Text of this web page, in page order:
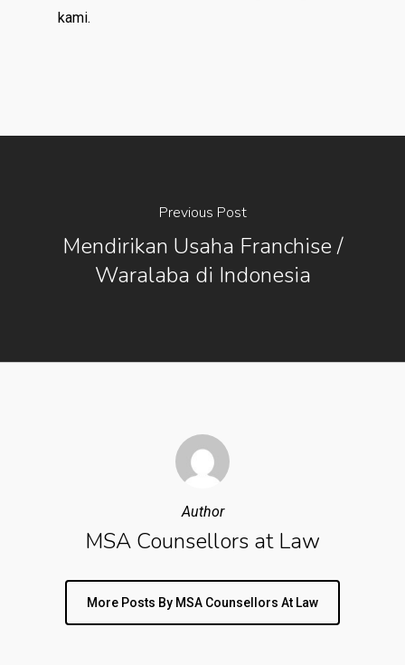
kami.
Previous Post
Mendirikan Usaha Franchise /
Waralaba di Indonesia
Author
MSA Counsellors at Law
More Posts By MSA Counsellors At Law